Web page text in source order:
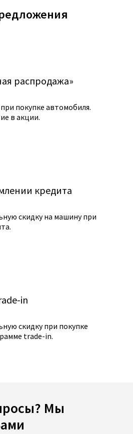
распродажа»
покупке автомобиля.
в акции.
кредита
скидку на машину при
in
скидку при покупке
trade-in.
Мы